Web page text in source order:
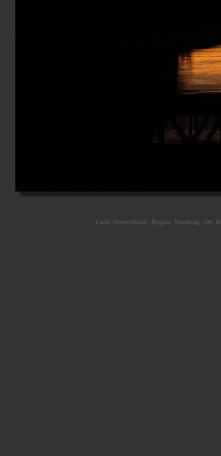
Land: Deutschland - Region: Hamburg - Ort: